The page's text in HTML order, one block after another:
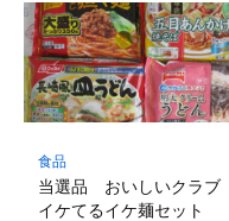
食品
当選品 おいしいクラブ
イケてるイケ麺セット